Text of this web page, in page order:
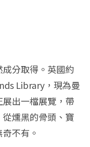
分取得。英國約
Library，現為曼
出一檔展覽，帶
燻黑的骨頭、寶
不有。